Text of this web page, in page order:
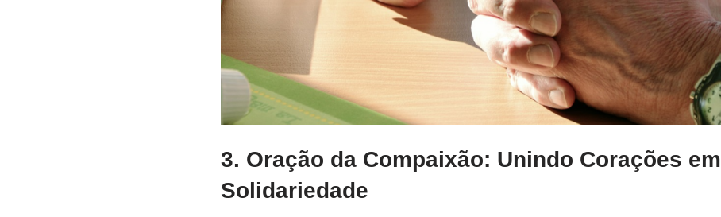
3. Oração da Compaixão: Unindo Corações em
Solidariedade